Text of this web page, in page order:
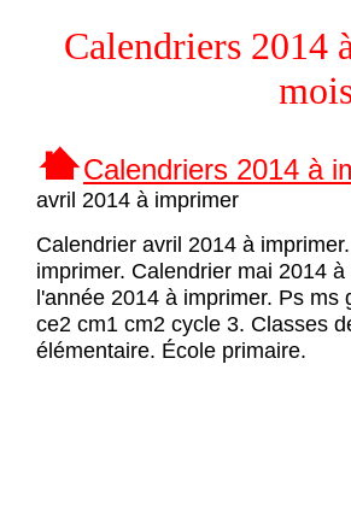
Calendriers 2014
Calendriers 2014 à
avril 2014 à imprimer
Calendrier avril 2014 à
imprimer. Calendrier mai 2014
l'année 2014 à imprimer. Ps ms
ce2 cm1 cm2 cycle 3. Classes
élémentaire. École primaire.